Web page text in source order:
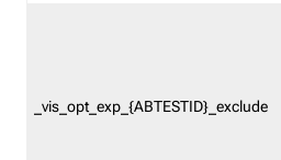
_vis_opt_exp_{ABTESTID}_exclude